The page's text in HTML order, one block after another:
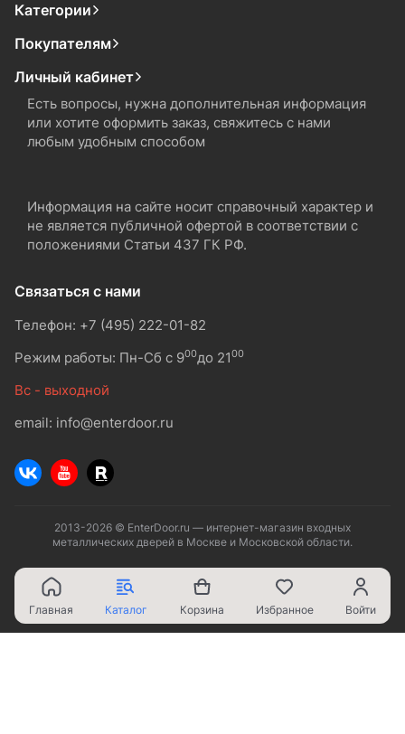
Категории
Покупателям
Личный кабинет
Есть вопросы, нужна дополнительная информация
или хотите оформить заказ, свяжитесь с нами
любым удобным способом
Информация на сайте носит справочный характер и
не является публичной офертой в соответствии с
положениями Статьи 437 ГК РФ.
Связаться с нами
Телефон: +7 (495) 222-01-82
Режим работы: Пн-Сб с 900до 2100
Вс - выходной
email: info@enterdoor.ru
2013-2026 © EnterDoor.ru — интернет-магазин входных
металлических дверей в Москве и Московской области.
Главная Каталог Корзина Избранное Войти